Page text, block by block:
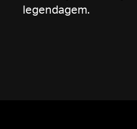
legendagem.